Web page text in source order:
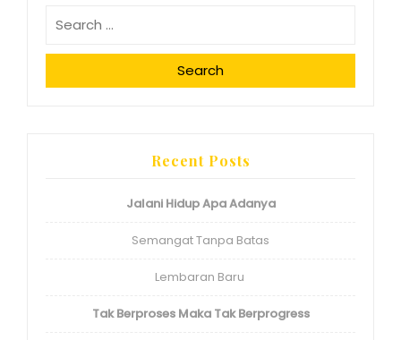
pagination
Search
Recent Posts
Jalani Hidup Apa Adanya
Semangat Tanpa Batas
Lembaran Baru
Tak Berproses Maka Tak Berprogress